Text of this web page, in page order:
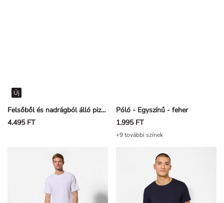
Felsőből és nadrágból álló pizsama szett - Mancs őrjárat - Petrolkék
Új
4.495 FT
Póló - Egyszínű - feher
1.995 FT
+9 további színek